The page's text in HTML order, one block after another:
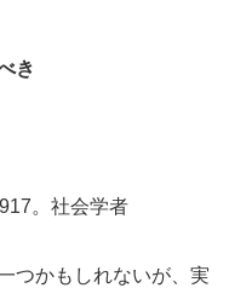
き
。社会学者
つかもしれないが、実